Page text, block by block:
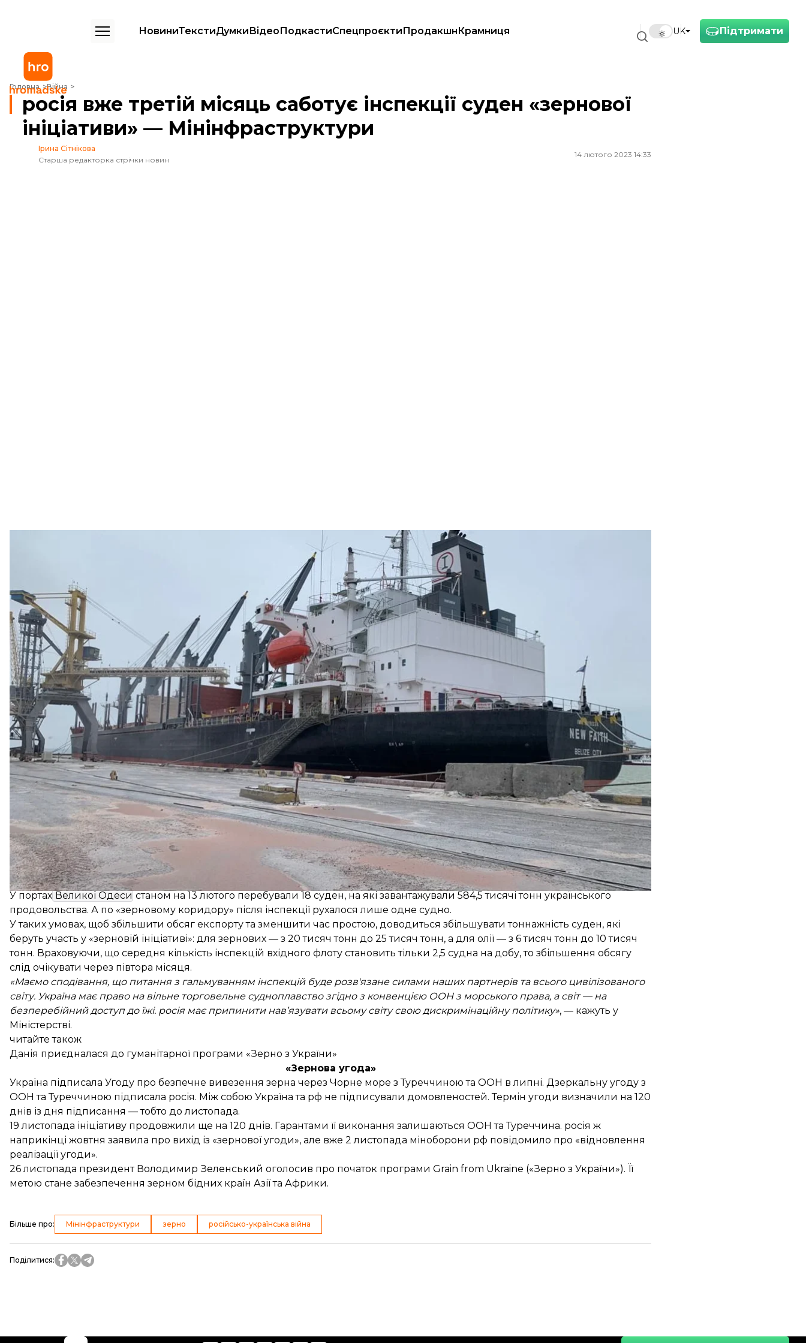
Підтримати
UK
НовиниТекстиДумкиВідеоПодкастиСпецпроєктиПродакшнКрамниця
Головна Війна
росія вже третій місяць саботує інспекції суден «зернової ініціативи» — Мінінфраструктури
росія вже третій місяць саботує інспекції суден «зернової
ініціативи» — Мінінфраструктури
Ірина Сітнікова
Старша редакторка стрічки новин
14 лютого 2023 14:33
Ілюстративне фото. Балкер New Faith в порту України, 16 січня 2023 року
Міністерство інфраструктури&nbsp;
В українських портах продовжує знижуватися показник заходу нових суден під завантаження в межах роботи «зернової
ініціативи». Це пов'язано із діями росії, яка вже третій місяць поспіль саботує інспекцію суден у Босфорі.
Про цеповідомило
Міністерство інфраструктури України.
За минулий тиждень, з 6 по 12 лютого, 25 суден експортували 1,1 мільйона тонн української агропродукції до країн Африки,
Азії та Європи. Порівняно з попереднім тижнем обсяг експорту через порти Великої Одеси збільшився на 152 тисячі тонн.
Водночас показник заходу нових суден під завантаження продовжує знижуватися.
За даними Міністерства, минулого тижня одеські порти прийняли тільки 16 суден, позаминулого — 25. Це пов'язано із діями
російської сторони: вже третій місяць поспіль росіяни цілеспрямовано саботують проведення інспекцій під різними
«необґрунтованими, а іноді абсурдними приводами».
Станом на 12 лютого в черзі на інспекцію Спільного координаційного центру очікували 145 суден, з яких 122 — прямують до
українських портів по агропродукцію.
У портах Великої Одеси станом на 13 лютого перебували 18 суден, на які завантажували 584,5 тисячі тонн українського
продовольства. А по «зерновому коридору» після інспекції рухалося лише одне судно.
У таких умовах, щоб збільшити обсяг експорту та зменшити час простою, доводиться збільшувати тоннажність суден, які
беруть участь у «зерновій ініціативі»: для зернових — з 20 тисяч тонн до 25 тисяч тонн, а для олії — з 6 тисяч тонн до 10 тисяч
тонн. Враховуючи, що середня кількість інспекцій вхідного флоту становить тільки 2,5 судна на добу, то збільшення обсягу
слід очікувати через півтора місяця.
«Маємо сподівання, що питання з гальмуванням інспекцій буде розв'язане силами наших партнерів та всього цивілізованого
світу. Україна має право на вільне торговельне судноплавство згідно з конвенцією ООН з морського права, а світ — на
безперебійний доступ до їжі. росія має припинити нав’язувати всьому світу свою дискримінаційну політику», — кажуть у
Міністерстві.
читайте також
Данія приєдналася до гуманітарної програми «Зерно з України»
«Зернова угода»
Україна підписала Угоду про безпечне вивезення зерна через Чорне море з Туреччиною та ООН в липні. Дзеркальну угоду з
ООН та Туреччиною підписала росія. Між собою Україна та рф не підписували домовленостей. Термін угоди визначили на 120
днів із дня підписання — тобто до листопада.
19 листопада ініціативу продовжили ще на 120 днів. Гарантами її виконання залишаються ООН та Туреччина. росія ж
наприкінці жовтня заявила про вихід із «зернової угоди», але вже 2 листопада міноборони рф повідомило про «відновлення
реалізації угоди».
26 листопада президент Володимир Зеленський оголосив про початок програми Grain from Ukraine («Зерно з України»). Її
метою стане забезпечення зерном бідних країн Азії та Африки.
Більше про: Мінінфраструктури зерно російсько-українська війна
Поділитися: